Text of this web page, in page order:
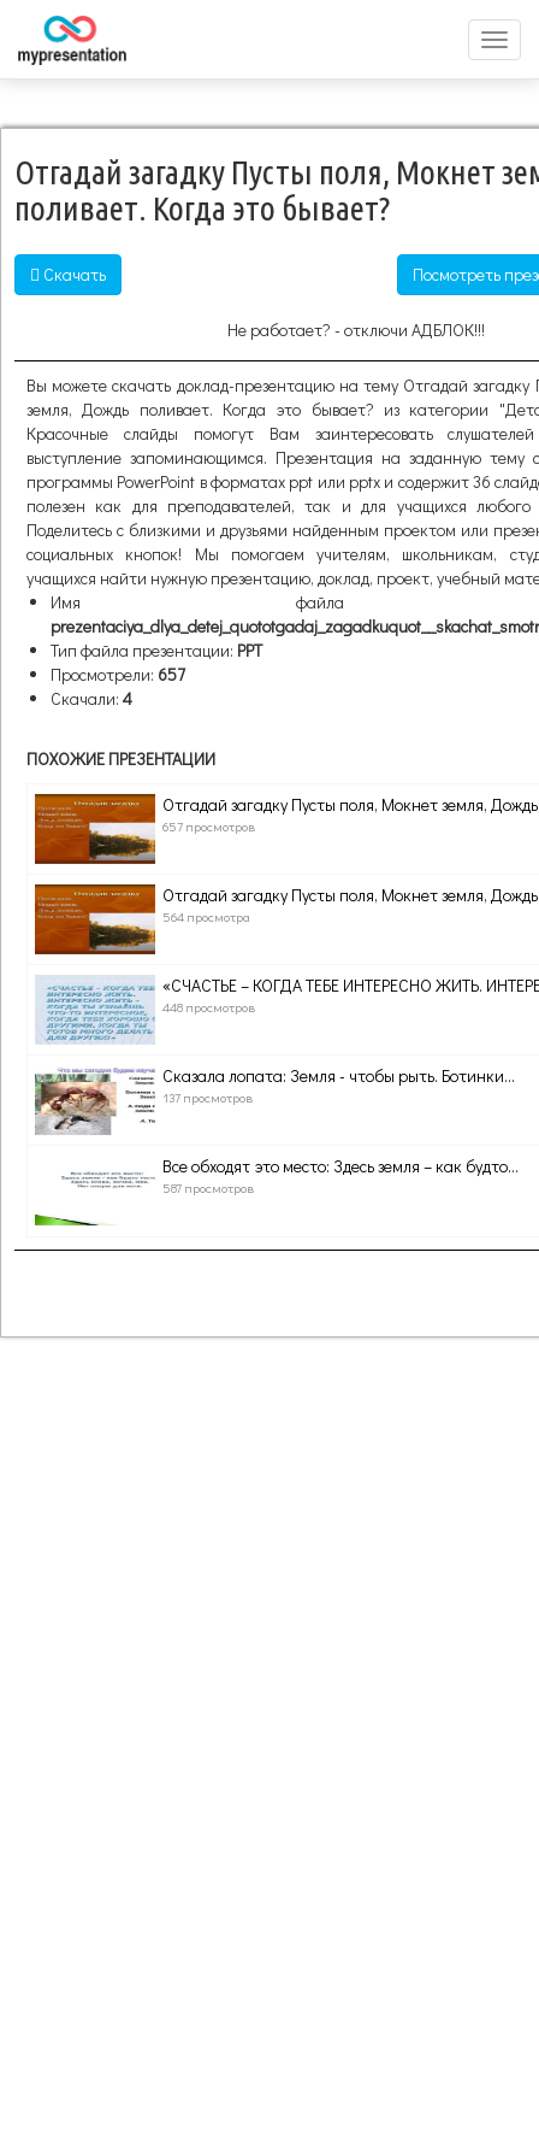
меню
Отгадай загадку Пусты поля, Мокнет
поливает. Когда это бывает?
Скачать Посмотреть
Не работает? - отключи АДБЛОК!!!
Вы можете скачать доклад-презентацию на тему Отгадай загадку
земля, Дождь поливает. Когда это бывает? из категории
Красочные слайды помогут Вам заинтересовать
выступление запоминающимся. Презентация на заданную тему
программы PowerPoint в форматах ppt или pptx и содержит 36
полезен как для преподавателей, так и для учащихся любого
Поделитесь с близкими и друзьями найденным проектом или
социальных кнопок! Мы помогаем учителям, школьникам,
учащихся найти нужную презентацию, доклад, проект, учебный
Имя файла
Тип файла презентации: PPT
Просмотрели: 657
Скачали: 4
ПОХОЖИЕ ПРЕЗЕНТАЦИИ
Отгадай загадку Пусты поля, Мокнет земля,
657 просмотров
Отгадай загадку Пусты поля, Мокнет земля,
564 просмотра
«СЧАСТЬЕ – КОГДА ТЕБЕ ИНТЕРЕСНО ЖИТЬ.
448 просмотров
Сказала лопата: Земля - чтобы рыть. Ботинки...
137 просмотров
Все обходят это место: Здесь земля – как будто...
587 просмотров